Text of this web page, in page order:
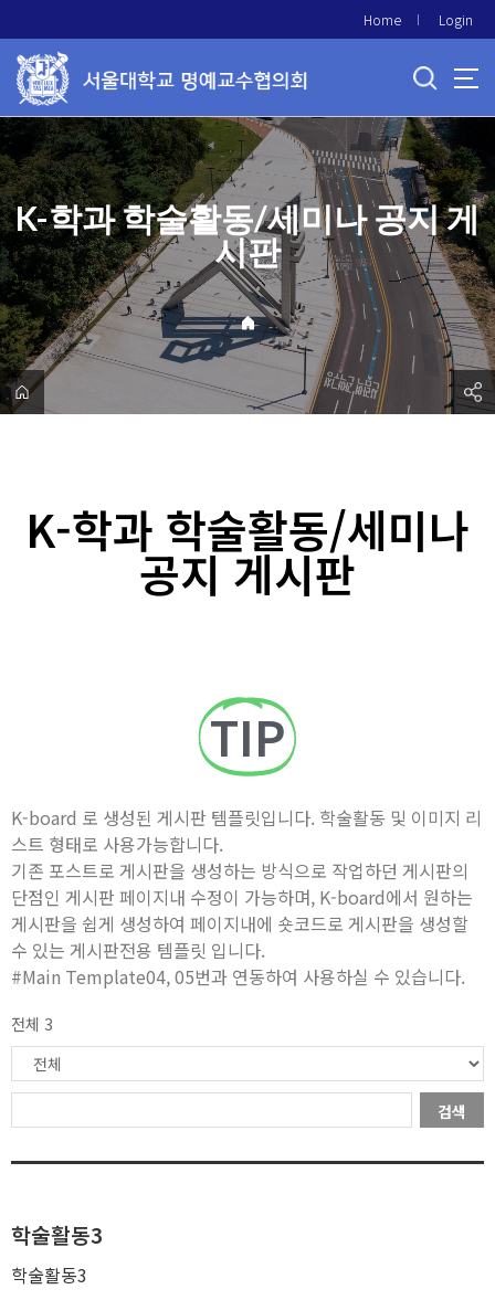
로
메
뉴
Home Login
K-학과 학술활동/세미나 공지 게
시판
K-학과 학술활동/세미나
공지 게시판
TIP
K-board 로 생성된 게시판 템플릿입니다. 학술활동 및 이미지 리
스트 형태로 사용가능합니다.
기존 포스트로 게시판을 생성하는 방식으로 작업하던 게시판의
단점인 게시판 페이지내 수정이 가능하며, K-board에서 원하는
게시판을 쉽게 생성하여 페이지내에 숏코드로 게시판을 생성할
수 있는 게시판전용 템플릿 입니다.
#Main Template04, 05번과 연동하여 사용하실 수 있습니다.
전체 3
검색
학술활동3
학술활동3